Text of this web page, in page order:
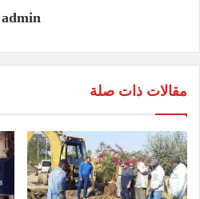
admin
مقالات ذات صلة